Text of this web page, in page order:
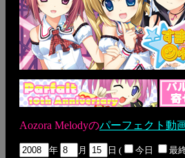
Aozora Melodyのパーフェクト動
年 月 日 ( 今日
最